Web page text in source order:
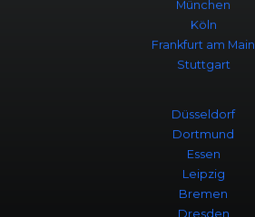
München
Köln
Frankfurt am Main
Stuttgart
Düsseldorf
Dortmund
Essen
Leipzig
Bremen
Dresden